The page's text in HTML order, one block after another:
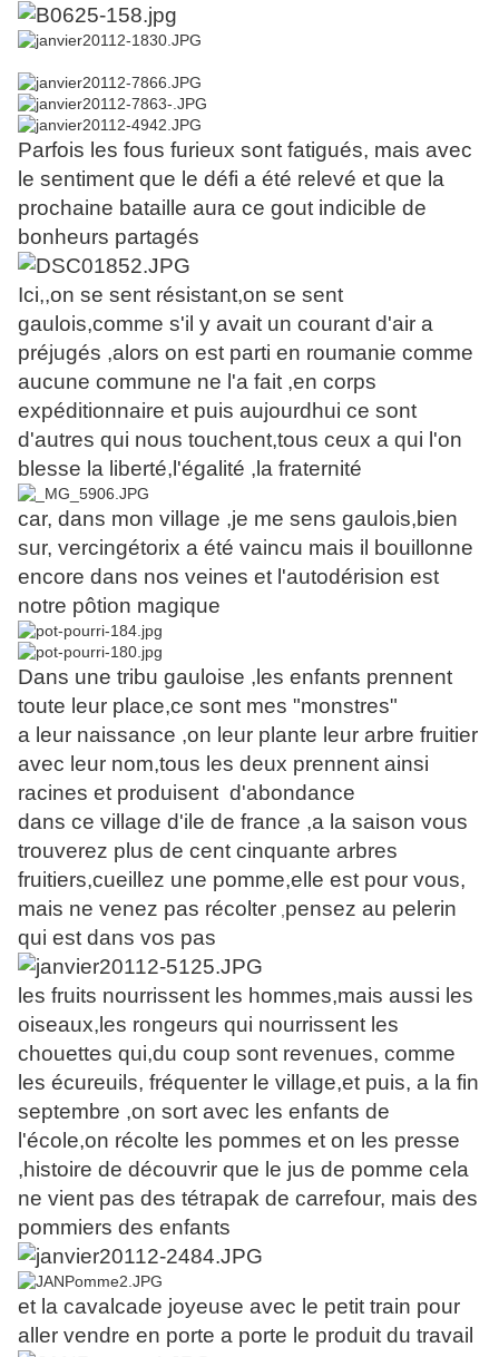
Parfois les fous furieux sont fatigués, mais avec
le sentiment que le défi a été relevé et que la
prochaine bataille aura ce gout indicible de
bonheurs partagés
Ici,,on se sent résistant,on se sent
gaulois,comme s'il y avait un courant d'air a
préjugés ,alors on est parti en roumanie comme
aucune commune ne l'a fait ,en corps
expéditionnaire et puis aujourdhui ce sont
d'autres qui nous touchent,tous ceux a qui l'on
blesse la liberté,l'égalité ,la fraternité
car, dans mon village ,je me sens gaulois,bien
sur, vercingétorix a été vaincu mais il bouillonne
encore dans nos veines et l'autodérision est
notre pôtion magique
Dans une tribu gauloise ,les enfants prennent
toute leur place,ce sont mes "monstres"
a leur naissance ,on leur plante leur arbre fruitier
avec leur nom,tous les deux prennent ainsi
racines et produisent d'abondance
dans ce village d'ile de france ,a la saison vous
trouverez plus de cent cinquante arbres
fruitiers,cueillez une pomme,elle est pour vous,
mais ne venez pas récolter pensez au pelerin
qui est dans vos pas
les fruits nourrissent les hommes,mais aussi les
oiseaux,les rongeurs qui nourrissent les
chouettes qui,du coup sont revenues, comme
les écureuils, fréquenter le village,et puis, a la fin
septembre ,on sort avec les enfants de
l'école,on récolte les pommes et on les presse
,histoire de découvrir que le jus de pomme cela
ne vient pas des tétrapak de carrefour, mais des
pommiers des enfants
et la cavalcade joyeuse avec le petit train pour
aller vendre en porte a porte le produit du travail